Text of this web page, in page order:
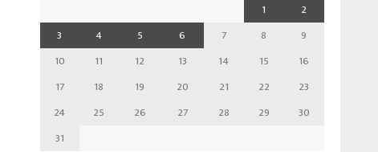
1
2
3
4 5 6 7 8
9
10
11 12 13 14 15
16
17
18 19 20 21 22
23
24
25 26 27 28 29
30
31